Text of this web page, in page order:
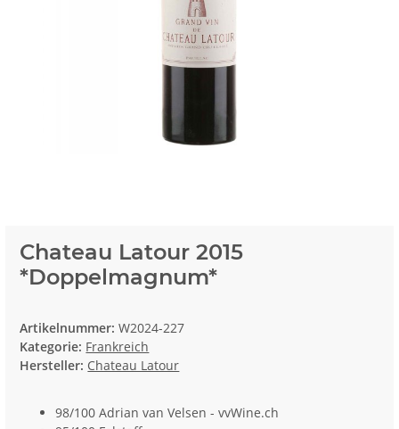
Chateau Latour 2015
*Doppelmagnum*
Artikelnummer:W2024-227
Kategorie: Frankreich
Hersteller: Chateau Latour
98/100 Adrian van Velsen - vvWine.ch